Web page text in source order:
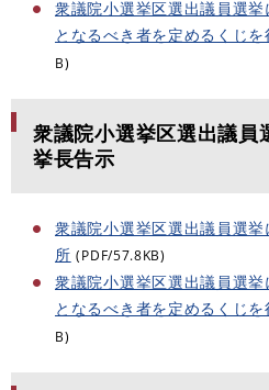
衆議院小選挙区選出議員選
となるべき者を定めるくじ
B)
衆議院小選挙区選出議員
挙長告示
衆議院小選挙区選出議員選
所 (PDF/57.8KB)
衆議院小選挙区選出議員選
となるべき者を定めるくじ
B)